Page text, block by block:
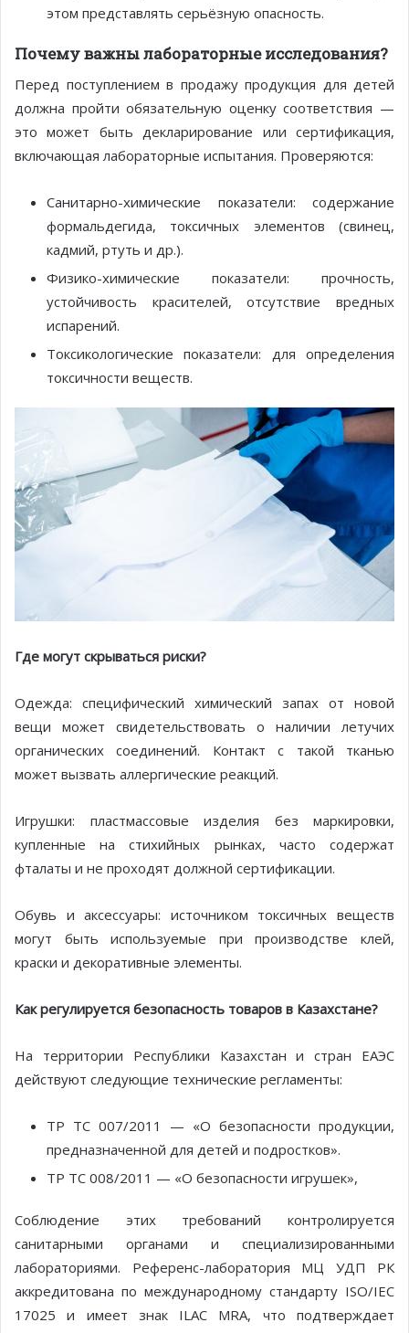
этом представлять серьёзную опасность.
Почему важны лабораторные исследования?
Перед поступлением в продажу продукция для детей
должна пройти обязательную оценку соответствия —
это может быть декларирование или сертификация,
включающая лабораторные испытания. Проверяются:
Санитарно-химические показатели: содержание
формальдегида, токсичных элементов (свинец,
кадмий, ртуть и др.).
Физико-химические показатели: прочность,
устойчивость красителей, отсутствие вредных
испарений.
Токсикологические показатели: для определения
токсичности веществ.
Где могут скрываться риски?
Одежда: специфический химический запах от новой
вещи может свидетельствовать о наличии летучих
органических соединений. Контакт с такой тканью
может вызвать аллергические реакций.
Игрушки: пластмассовые изделия без маркировки,
купленные на стихийных рынках, часто содержат
фталаты и не проходят должной сертификации.
Обувь и аксессуары: источником токсичных веществ
могут быть используемые при производстве клей,
краски и декоративные элементы.
Как регулируется безопасность товаров в Казахстане?
На территории Республики Казахстан и стран ЕАЭС
действуют следующие технические регламенты:
ТР ТС 007/2011 — «О безопасности продукции,
предназначенной для детей и подростков».
ТР ТС 008/2011 — «О безопасности игрушек»,
Соблюдение этих требований контролируется
санитарными органами и специализированными
лабораториями. Референс-лаборатория МЦ УДП РК
аккредитована по международному стандарту ISO/IEC
17025 и имеет знак ILAC MRA, что подтверждает